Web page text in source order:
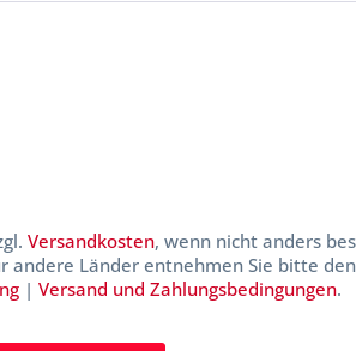
Versandkosten, wenn nicht anders
andere Länder entnehmen Sie bitte den
| Versand und Zahlungsbedingungen.